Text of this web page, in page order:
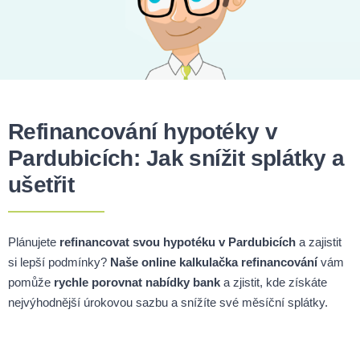
Refinancování hypotéky v
Pardubicích: Jak snížit splátky a
ušetřit
Plánujete refinancovat svou hypotéku v Pardubicích a zajistit
si lepší podmínky? Naše online kalkulačka refinancovánívám
pomůže rychle porovnat nabídky bank a zjistit, kde získáte
nejvýhodnější úrokovou sazbu a snížíte své měsíční splátky.